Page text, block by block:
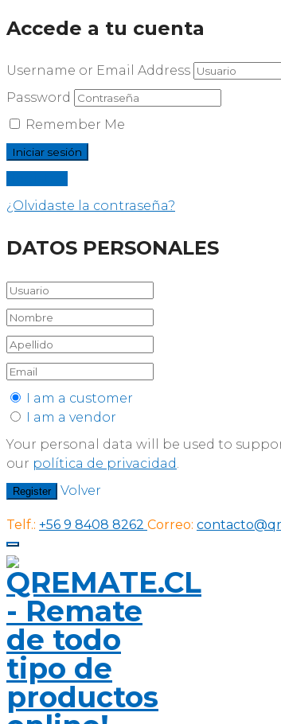
Accede a tu cuenta
Username or Email Address
Password
Remember Me
¿Olvidaste la contraseña?
DATOS PERSONALES
I am a customer
I am a vendor
Your personal data will be used to
our política de privacidad.
Register Volver
Telf.: +56 9 8408 8262 Correo: